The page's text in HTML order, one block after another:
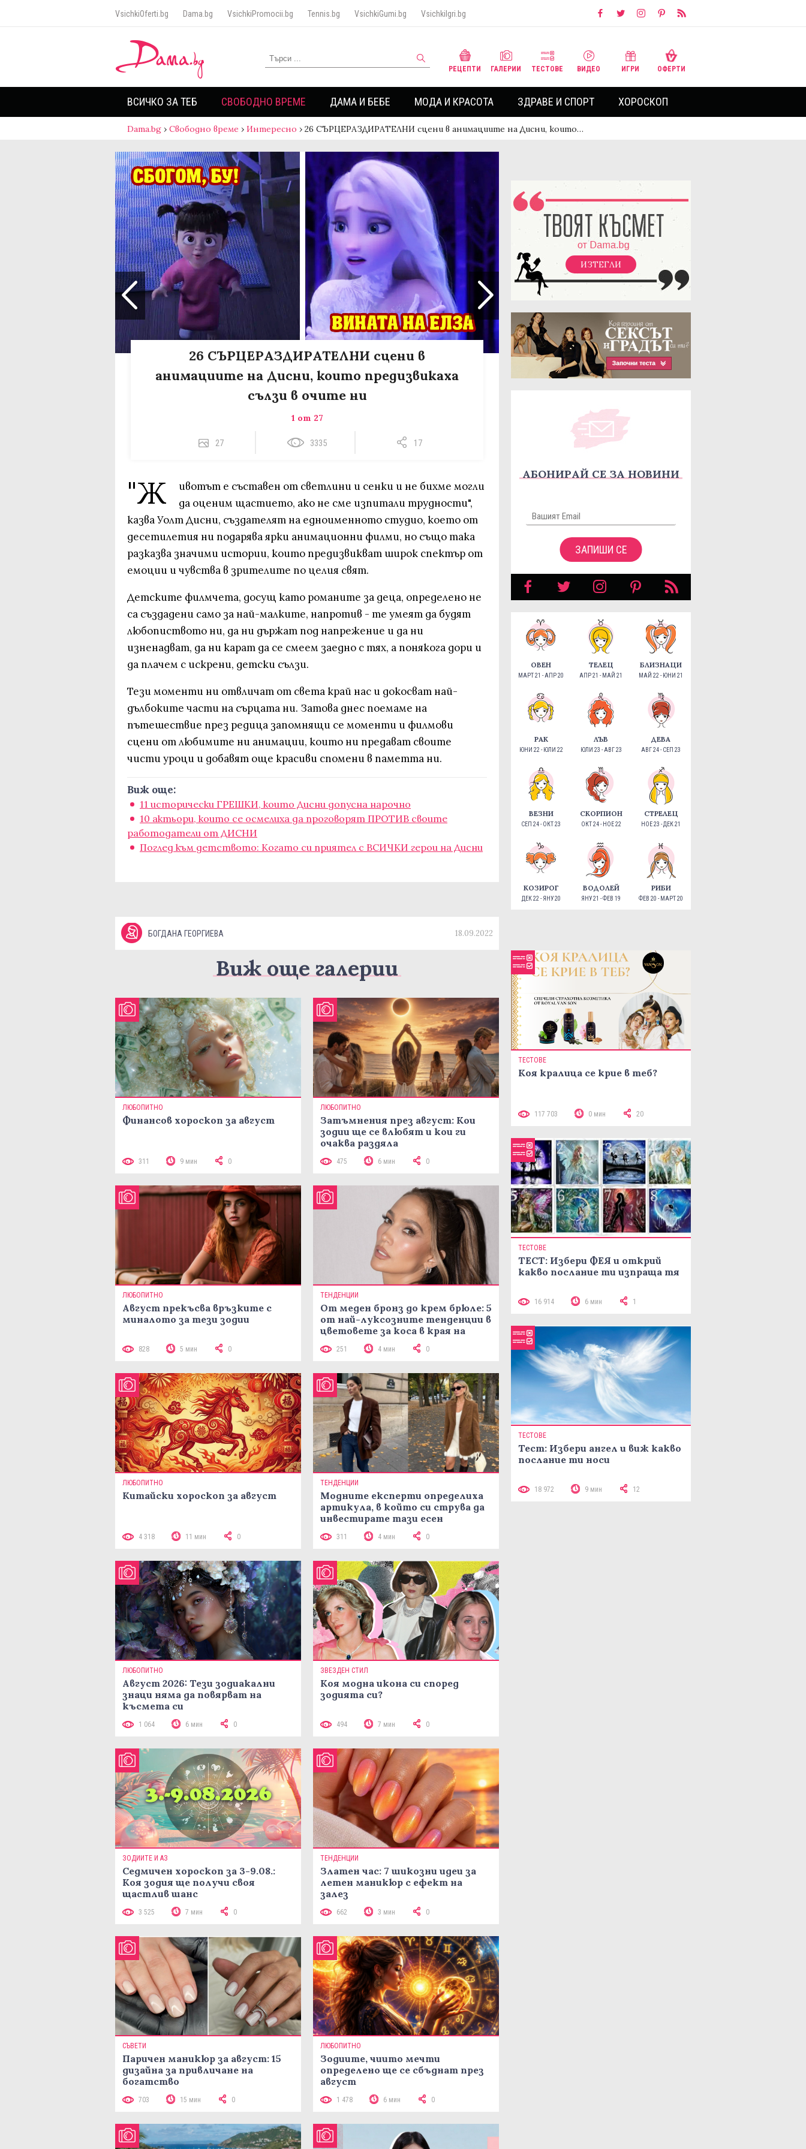
VsichkiOferti.bg Dama.bg VsichkiPromocii.bg Tennis.bg VsichkiGumi.bg VsichkiIgri.bg
РЕЦЕПТИ ГАЛЕРИИ ТЕСТОВЕ ВИДЕО ИГРИ ОФЕРТИ
ВСИЧКО ЗА ТЕБ СВОБОДНО ВРЕМЕ ДАМА И БЕБЕ МОДА И КРАСОТА ЗДРАВЕ И СПОРТ ХОРОСКОП
Dama.bg › Свободно време › Интересно › 26 СЪРЦЕРАЗДИРАТЕЛНИ сцени в анимациите на Дисни, които…
26 СЪРЦЕРАЗДИРАТЕЛНИ сцени в
анимациите на Дисни, които предизвикаха
сълзи в очите ни
1 от 27
27 3335 17
"Ж
ивотът е съставен от светлини и сенки и не бихме могли
да оценим щастието, ако не сме изпитали трудности",
казва Уолт Дисни, създателят на едноименното студио, което от
десетилетия ни подарява ярки анимационни филми, но също така
разказва значими истории, които предизвикват широк спектър от
емоции и чувства в зрителите по целия свят.
Детските филмчета, досущ като романите за деца, определено не
са създадени само за най-малките, напротив - те умеят да будят
любопиството ни, да ни държат под напрежение и да ни
изненадват, да ни карат да се смеем заедно с тях, а понякога дори и
да плачем с искрени, детски сълзи.
Тези моменти ни отвличат от света край нас и докосват най-
дълбоките части на сърцата ни. Затова днес поемаме на
пътешествие през редица запомнящи се моменти и филмови
сцени от любимите ни анимации, които ни предават своите
чисти уроци и добавят още красиви спомени в паметта ни.
Виж още:
11 исторически ГРЕШКИ, които Дисни допусна нарочно
10 актьори, които се осмелиха да проговорят ПРОТИВ своите
работодатели от ДИСНИ
Поглед към детството: Когато си приятел с ВСИЧКИ герои на Дисни
БОГДАНА ГЕОРГИЕВА 18.09.2022
Виж още галерии
ЛЮБОПИТНО
Финансов хороскоп за август
311 9 мин 0
ЛЮБОПИТНО
Затъмнения през август: Кои
зодии ще се влюбят и кои ги
очаква раздяла
475 6 мин 0
ЛЮБОПИТНО
Август прекъсва връзките с
миналото за тези зодии
828 5 мин 0
ТЕНДЕНЦИИ
От меден бронз до крем брюле: 5
от най-луксозните тенденции в
цветовете за коса в края на
251 4 мин 0
ЛЮБОПИТНО
Китайски хороскоп за август
4 318 11 мин 0
ТЕНДЕНЦИИ
Модните експерти определиха
артикула, в който си струва да
инвестирате тази есен
311 4 мин 0
ЛЮБОПИТНО
Август 2026: Тези зодиакални
знаци няма да повярват на
късмета си
1 064 6 мин 0
ЗВЕЗДЕН СТИЛ
Коя модна икона си според
зодията си?
494 7 мин 0
ЗОДИИТЕ И АЗ
Седмичен хороскоп за 3-9.08.:
Коя зодия ще получи своя
щастлив шанс
3 525 7 мин 0
ТЕНДЕНЦИИ
Златен час: 7 шикозни идеи за
летен маникюр с ефект на
залез
662 3 мин 0
СЪВЕТИ
Паричен маникюр за август: 15
дизайна за привличане на
богатство
703 15 мин 0
ЛЮБОПИТНО
Зодиите, чиито мечти
определено ще се сбъднат през
август
1 478 6 мин 0
ИЗТЕГЛИ
АБОНИРАЙ СЕ ЗА НОВИНИ
ЗАПИШИ СЕ
ОВЕН
МАРТ 21 - АПР 20
ТЕЛЕЦ
АПР 21 - МАЙ 21
БЛИЗНАЦИ
МАЙ 22 - ЮНИ 21
РАК
ЮНИ 22 - ЮЛИ 22
ЛЪВ
ЮЛИ 23 - АВГ 23
ДЕВА
АВГ 24 - СЕП 23
ВЕЗНИ
СЕП 24 - ОКТ 23
СКОРПИОН
ОКТ 24 - НОЕ 22
СТРЕЛЕЦ
НОЕ 23 - ДЕК 21
КОЗИРОГ
ДЕК 22 - ЯНУ 20
ВОДОЛЕЙ
ЯНУ 21 - ФЕВ 19
РИБИ
ФЕВ 20 - МАРТ 20
ТЕСТОВЕ
Коя кралица се крие в теб?
117 703 0 мин 20
ТЕСТОВЕ
ТЕСТ: Избери ФЕЯ и открий
какво послание ти изпраща тя
16 914 6 мин 1
ТЕСТОВЕ
Тест: Избери ангел и виж какво
послание ти носи
18 972 9 мин 12